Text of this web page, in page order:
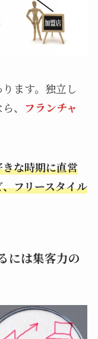
ます。独立し
、
フランチャ
な時期に直営
フリースタイル
には集客力の